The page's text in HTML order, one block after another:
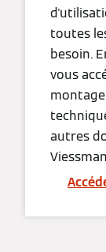
toutes
besoin.
vous
autres